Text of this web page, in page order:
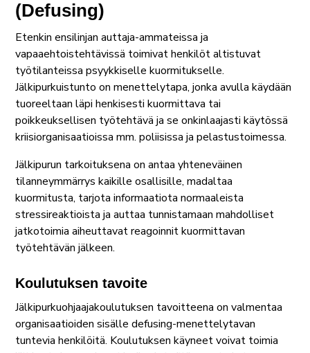
(Defusing)
Etenkin ensilinjan auttaja-ammateissa ja
vapaaehtoistehtävissä toimivat henkilöt altistuvat
työtilanteissa psyykkiselle kuormitukselle.
Jälkipurkuistunto on menettelytapa, jonka avulla käydään
tuoreeltaan läpi henkisesti kuormittava tai
poikkeuksellisen työtehtävä ja se onkinlaajasti käytössä
kriisiorganisaatioissa mm. poliisissa ja pelastustoimessa.
Jälkipurun tarkoituksena on antaa yhteneväinen
tilanneymmärrys kaikille osallisille, madaltaa
kuormitusta, tarjota informaatiota normaaleista
stressireaktioista ja auttaa tunnistamaan mahdolliset
jatkotoimia aiheuttavat reagoinnit kuormittavan
työtehtävän jälkeen.
Koulutuksen tavoite
Jälkipurkuohjaajakoulutuksen tavoitteena on valmentaa
organisaatioiden sisälle defusing-menettelytavan
tuntevia henkilöitä. Koulutuksen käyneet voivat toimia